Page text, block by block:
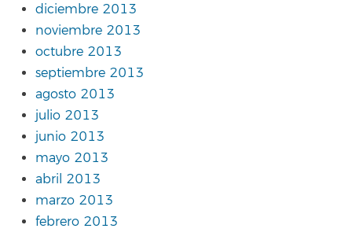
diciembre 2013
noviembre 2013
octubre 2013
septiembre 2013
agosto 2013
julio 2013
junio 2013
mayo 2013
abril 2013
marzo 2013
febrero 2013